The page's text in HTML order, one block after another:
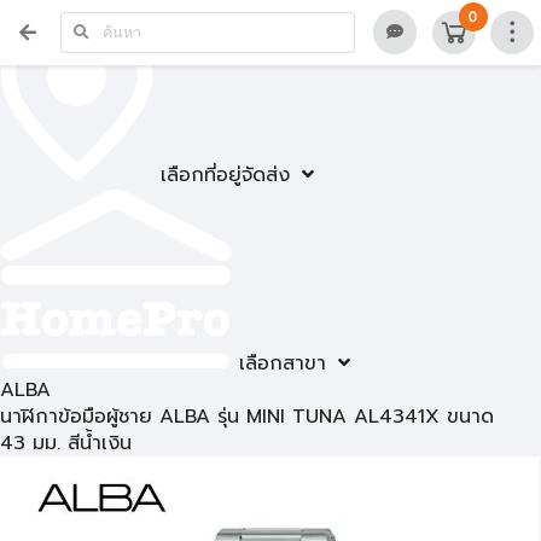
เลือกที่อยู่จัดส่ง
เลือกสาขา
0
ALBA
นาฬิกาข้อมือผู้ชาย ALBA รุ่น MINI TUNA AL4341X ขนาด
43 มม. สีน้ำเงิน